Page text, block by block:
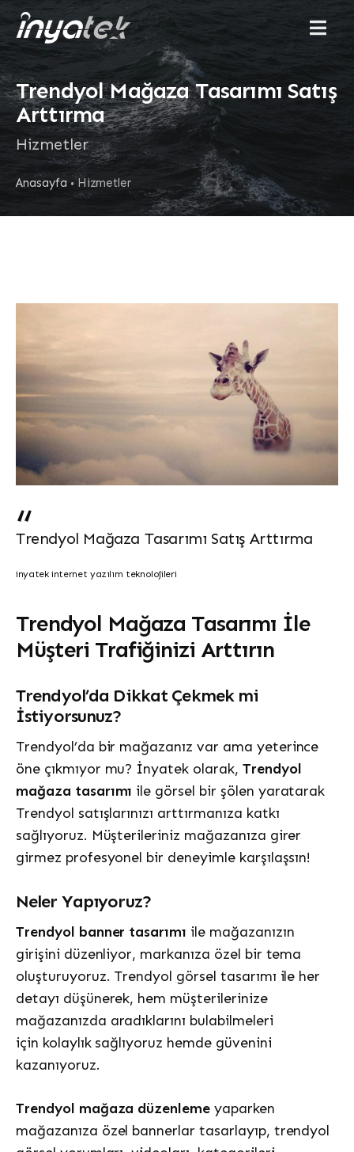
Menu
Trendyol Mağaza Tasarımı Satış
Arttırma
Hizmetler
Anasayfa • Hizmetler
Trendyol Mağaza Tasarımı Satış Arttırma
inyatek internet yazılım teknolojileri
Trendyol Mağaza Tasarımı İle
Müşteri Trafiğinizi Arttırın
Trendyol’da Dikkat Çekmek mi
İstiyorsunuz?
Trendyol’da bir mağazanız var ama yeterince
öne çıkmıyor mu? İnyatek olarak, Trendyol
mağaza tasarımı ile görsel bir şölen yaratarak
Trendyol satışlarınızı arttırmanıza katkı
sağlıyoruz. Müşterileriniz mağazanıza girer
girmez profesyonel bir deneyimle karşılaşsın!
Neler Yapıyoruz?
Trendyol banner tasarımı ile mağazanızın
girişini düzenliyor, markanıza özel bir tema
oluşturuyoruz. Trendyol görsel tasarımı ile her
detayı düşünerek, hem müşterilerinize
mağazanızda aradıklarını bulabilmeleri
için kolaylık sağlıyoruz hemde güvenini
kazanıyoruz.
Trendyol mağaza düzenleme yaparken
mağazanıza özel bannerlar tasarlayıp, trendyol